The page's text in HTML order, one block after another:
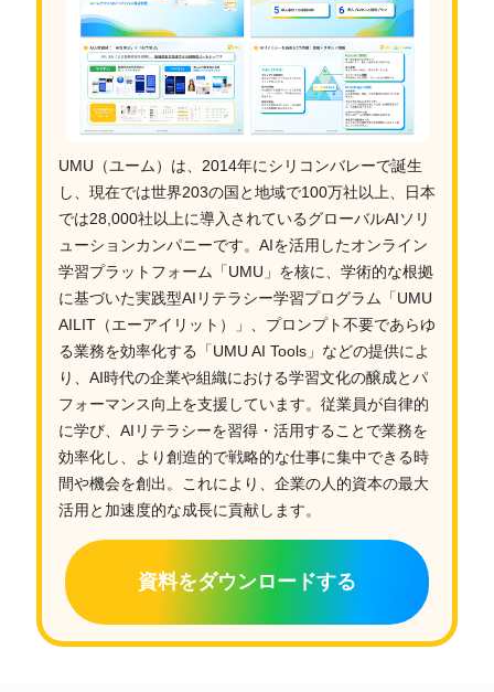
UMU（ユーム）は、2014年にシリコンバレーで誕生
し、現在では世界203の国と地域で100万社以上、日本
では28,000社以上に導入されているグローバルAIソリ
ューションカンパニーです。AIを活用したオンライン
学習プラットフォーム「UMU」を核に、学術的な根拠
に基づいた実践型AIリテラシー学習プログラム「UMU
AILIT（エーアイリット）」、プロンプト不要であらゆ
る業務を効率化する「UMU AI Tools」などの提供によ
り、AI時代の企業や組織における学習文化の醸成とパ
フォーマンス向上を支援しています。従業員が自律的
に学び、AIリテラシーを習得・活用することで業務を
効率化し、より創造的で戦略的な仕事に集中できる時
間や機会を創出。これにより、企業の人的資本の最大
活用と加速度的な成長に貢献します。
資料をダウンロードする